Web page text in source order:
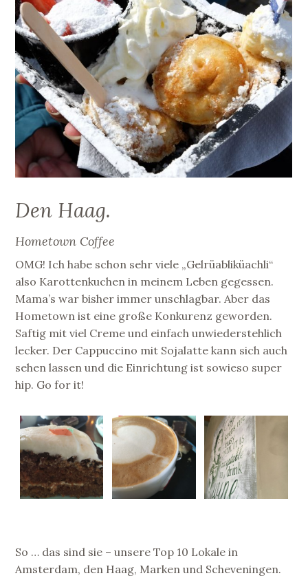
Den Haag.
Hometown Coffee
OMG! Ich habe schon sehr viele „Gelrüabliküachli“
also Karottenkuchen in meinem Leben gegessen.
Mama’s war bisher immer unschlagbar. Aber das
Hometown ist eine große Konkurenz geworden.
Saftig mit viel Creme und einfach unwiederstehlich
lecker. Der Cappuccino mit Sojalatte kann sich auch
sehen lassen und die Einrichtung ist sowieso super
hip. Go for it!
So … das sind sie – unsere Top 10 Lokale in
Amsterdam, den Haag, Marken und Scheveningen.